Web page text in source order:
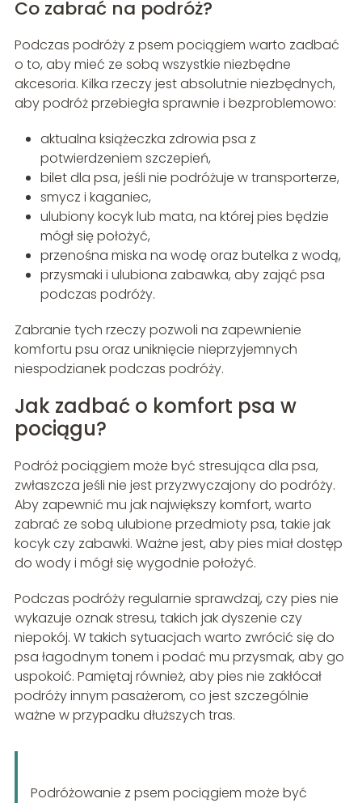
Co zabrać na podróż?
Podczas podróży z psem pociągiem warto zadbać
o to, aby mieć ze sobą wszystkie niezbędne
akcesoria. Kilka rzeczy jest absolutnie niezbędnych,
aby podróż przebiegła sprawnie i bezproblemowo:
aktualna książeczka zdrowia psa z
potwierdzeniem szczepień,
bilet dla psa, jeśli nie podróżuje w transporterze,
smycz i kaganiec,
ulubiony kocyk lub mata, na której pies będzie
mógł się położyć,
przenośna miska na wodę oraz butelka z wodą,
przysmaki i ulubiona zabawka, aby zająć psa
podczas podróży.
Zabranie tych rzeczy pozwoli na zapewnienie
komfortu psu oraz uniknięcie nieprzyjemnych
niespodzianek podczas podróży.
Jak zadbać o komfort psa w
pociągu?
Podróż pociągiem może być stresująca dla psa,
zwłaszcza jeśli nie jest przyzwyczajony do podróży.
Aby zapewnić mu jak największy komfort, warto
zabrać ze sobą ulubione przedmioty psa, takie jak
kocyk czy zabawki. Ważne jest, aby pies miał dostęp
do wody i mógł się wygodnie położyć.
Podczas podróży regularnie sprawdzaj, czy pies nie
wykazuje oznak stresu, takich jak dyszenie czy
niepokój. W takich sytuacjach warto zwrócić się do
psa łagodnym tonem i podać mu przysmak, aby go
uspokoić. Pamiętaj również, aby pies nie zakłócał
podróży innym pasażerom, co jest szczególnie
ważne w przypadku dłuższych tras.
Podróżowanie z psem pociągiem może być